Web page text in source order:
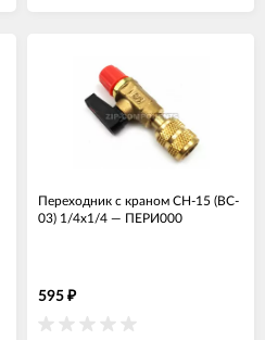
Переходник с краном СН-15 (BC-
03) 1/4x1/4 — ПЕРИ000
595 ₽